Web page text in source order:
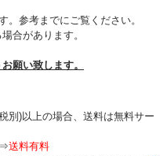
。参考までにご覧ください。
合があります。
願い致します。
別)以上の場合、送料は無料サー
⇒送料有料